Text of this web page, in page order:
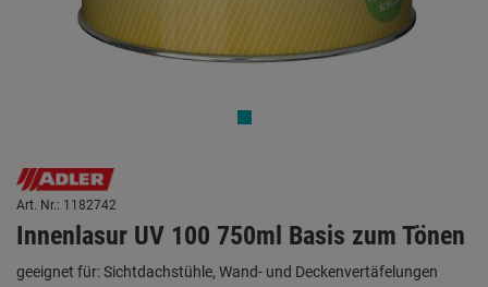
Art. Nr.: 1182742
Innenlasur UV 100 750ml Basis zum Tönen
geeignet für: Sichtdachstühle, Wand- und Deckenvertäfelungen